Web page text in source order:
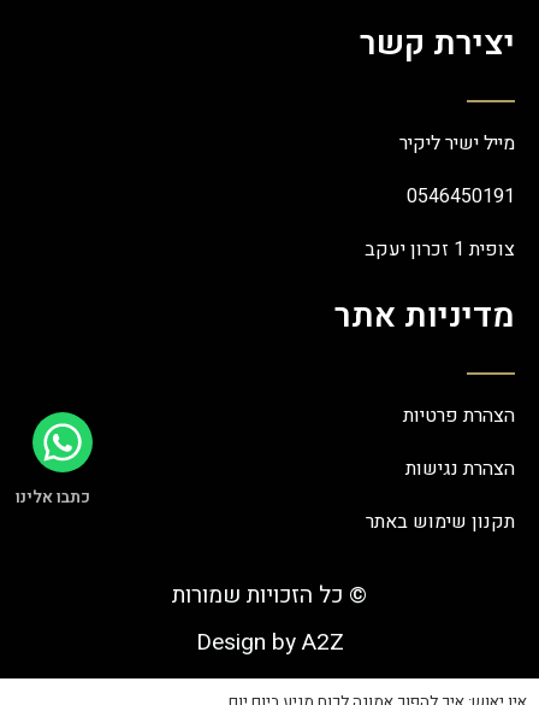
כתבו אלינו
יצירת קשר
מייל ישיר ליקיר
0546450191
צופית 1 זכרון יעקב
מדיניות אתר
הצהרת פרטיות
הצהרת נגישות
תקנון שימוש באתר
© כל הזכויות שמורות
Design by A2Z